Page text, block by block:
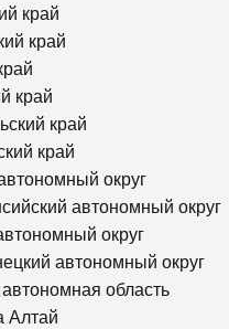
край
край
край
край
край
округ
автономный округ
округ
автономный округ
область
Алтай